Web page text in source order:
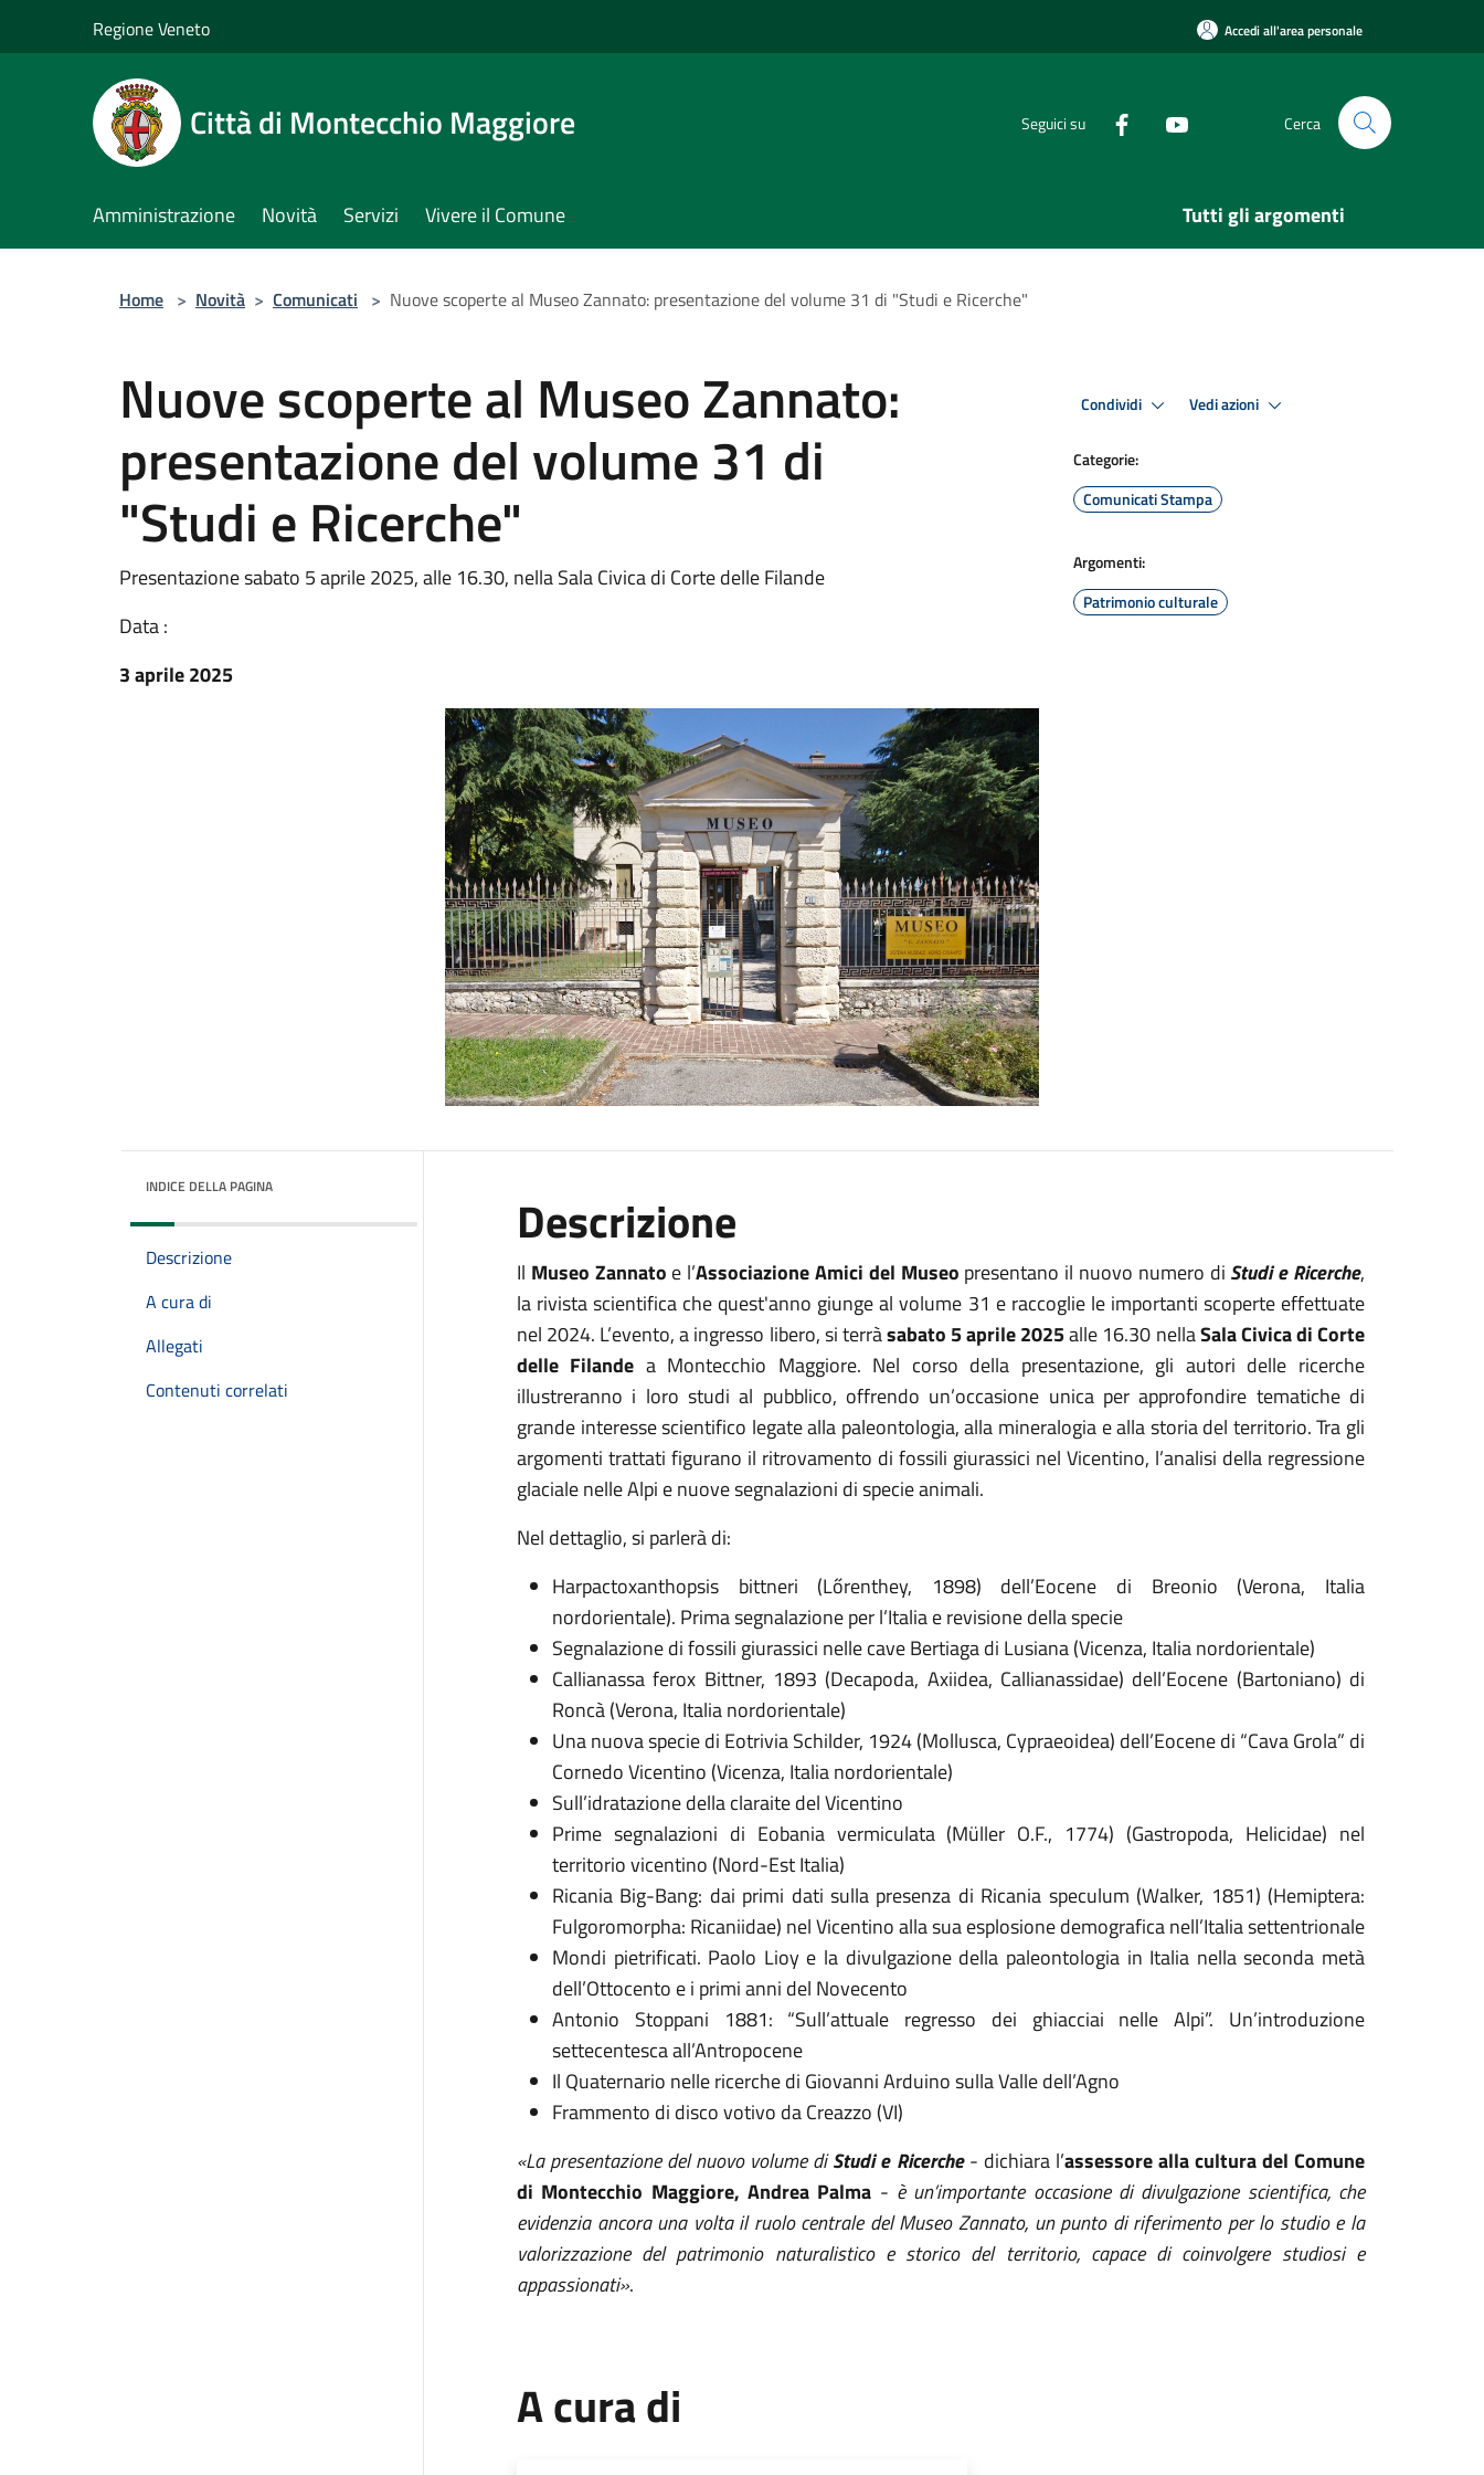
Regione Veneto Accedi all'area personale
Città di Montecchio Maggiore Seguici su Cerca
Amministrazione Novità Servizi Vivere il Comune Tutti gli argomenti
Home > Novità > Comunicati > Nuove scoperte al Museo Zannato: presentazione del volume 31 di "Studi e Ricerche"
Nuove scoperte al Museo Zannato:
presentazione del volume 31 di
"Studi e Ricerche"
Presentazione sabato 5 aprile 2025, alle 16.30, nella Sala Civica di Corte delle Filande
Data :
3 aprile 2025
Condividi Vedi azioni
Categorie:
Comunicati Stampa
Argomenti:
Patrimonio culturale
INDICE DELLA PAGINA
Descrizione
A cura di
Allegati
Contenuti correlati
Descrizione
Il Museo Zannato e l’Associazione Amici del Museo presentano il nuovo numero di Studi e Ricerche,
la rivista scientifica che quest'anno giunge al volume 31 e raccoglie le importanti scoperte effettuate
nel 2024. L’evento, a ingresso libero, si terràsabato 5 aprile 2025alle 16.30 nellaSala Civica di Corte
delle Filande a Montecchio Maggiore. Nel corso della presentazione, gli autori delle ricerche
illustreranno i loro studi al pubblico, offrendo un’occasione unica per approfondire tematiche di
grande interesse scientifico legate alla paleontologia, alla mineralogia e alla storia del territorio. Tra gli
argomenti trattati figurano il ritrovamento di fossili giurassici nel Vicentino, l’analisi della regressione
glaciale nelle Alpi e nuove segnalazioni di specie animali.
Nel dettaglio, si parlerà di:
Harpactoxanthopsis bittneri (Lőrenthey, 1898) dell’Eocene di Breonio (Verona, Italia
nordorientale). Prima segnalazione per l’Italia e revisione della specie
Segnalazione di fossili giurassici nelle cave Bertiaga di Lusiana (Vicenza, Italia nordorientale)
Callianassa ferox Bittner, 1893 (Decapoda, Axiidea, Callianassidae) dell’Eocene (Bartoniano) di
Roncà (Verona, Italia nordorientale)
Una nuova specie di Eotrivia Schilder, 1924 (Mollusca, Cypraeoidea) dell’Eocene di “Cava Grola” di
Cornedo Vicentino (Vicenza, Italia nordorientale)
Sull’idratazione della claraite del Vicentino
Prime segnalazioni di Eobania vermiculata (Müller O.F., 1774) (Gastropoda, Helicidae) nel
territorio vicentino (Nord-Est Italia)
Ricania Big-Bang: dai primi dati sulla presenza di Ricania speculum (Walker, 1851) (Hemiptera:
Fulgoromorpha: Ricaniidae) nel Vicentino alla sua esplosione demografica nell’Italia settentrionale
Mondi pietrificati. Paolo Lioy e la divulgazione della paleontologia in Italia nella seconda metà
dell’Ottocento e i primi anni del Novecento
Antonio Stoppani 1881: “Sull’attuale regresso dei ghiacciai nelle Alpi”. Un’introduzione
settecentesca all’Antropocene
Il Quaternario nelle ricerche di Giovanni Arduino sulla Valle dell’Agno
Frammento di disco votivo da Creazzo (VI)
«La presentazione del nuovo volume diStudi e Ricerche- dichiara l’assessore alla cultura del Comune
di Montecchio Maggiore, Andrea Palma - è un’importante occasione di divulgazione scientifica, che
evidenzia ancora una volta il ruolo centrale del Museo Zannato, un punto di riferimento per lo studio e la
valorizzazione del patrimonio naturalistico e storico del territorio, capace di coinvolgere studiosi e
appassionati».
A cura di